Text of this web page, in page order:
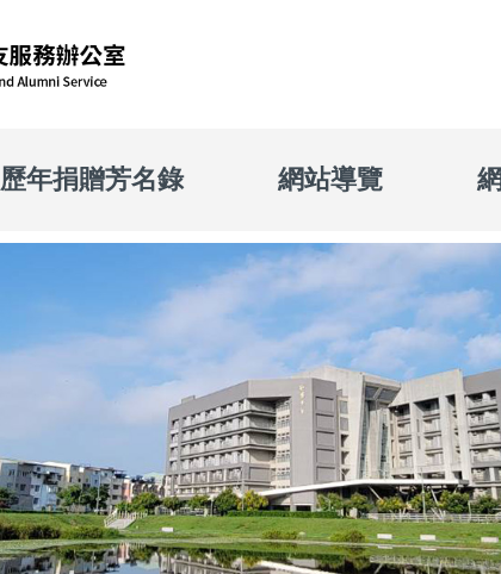
歷年捐贈芳名錄 網站導覽